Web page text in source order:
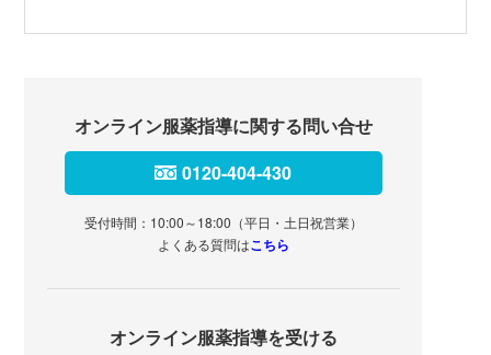
オンライン服薬指導に関する問い合せ
0120-404-430
受付時間：10:00～18:00（平日・土日祝営業）
よくある質問はこちら
オンライン服薬指導を受ける